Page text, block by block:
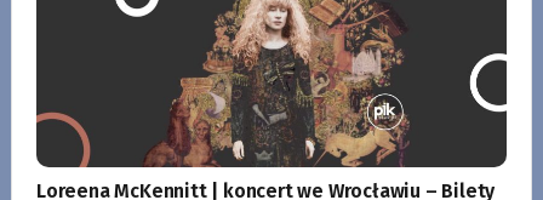
Loreena McKennitt | koncert we Wrocławiu – Bilety